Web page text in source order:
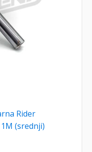
Rider
(srednji)